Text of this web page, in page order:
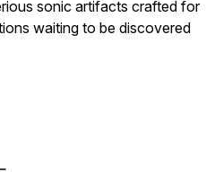
sonic artifacts crafted for
waiting to be discovered